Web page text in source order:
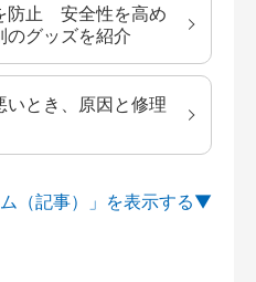
防止 安全性を高め
のグッズを紹介
いとき、原因と修理
（記事）」を